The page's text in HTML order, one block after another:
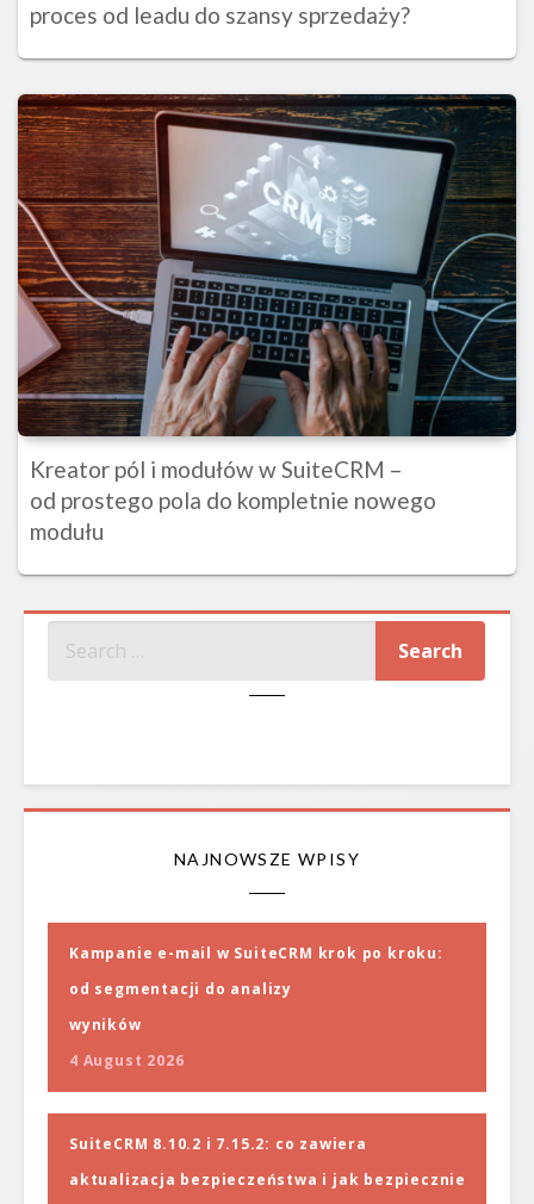
proces od leadu do szansy sprzedaży?
Kreator pól i modułów w SuiteCRM –
od prostego pola do kompletnie nowego
modułu
NAJNOWSZE WPISY
Kampanie e-mail w SuiteCRM krok po kroku:
od segmentacji do analizy
wyników
4 August 2026
SuiteCRM 8.10.2 i 7.15.2: co zawiera
aktualizacja bezpieczeństwa i jak bezpiecznie